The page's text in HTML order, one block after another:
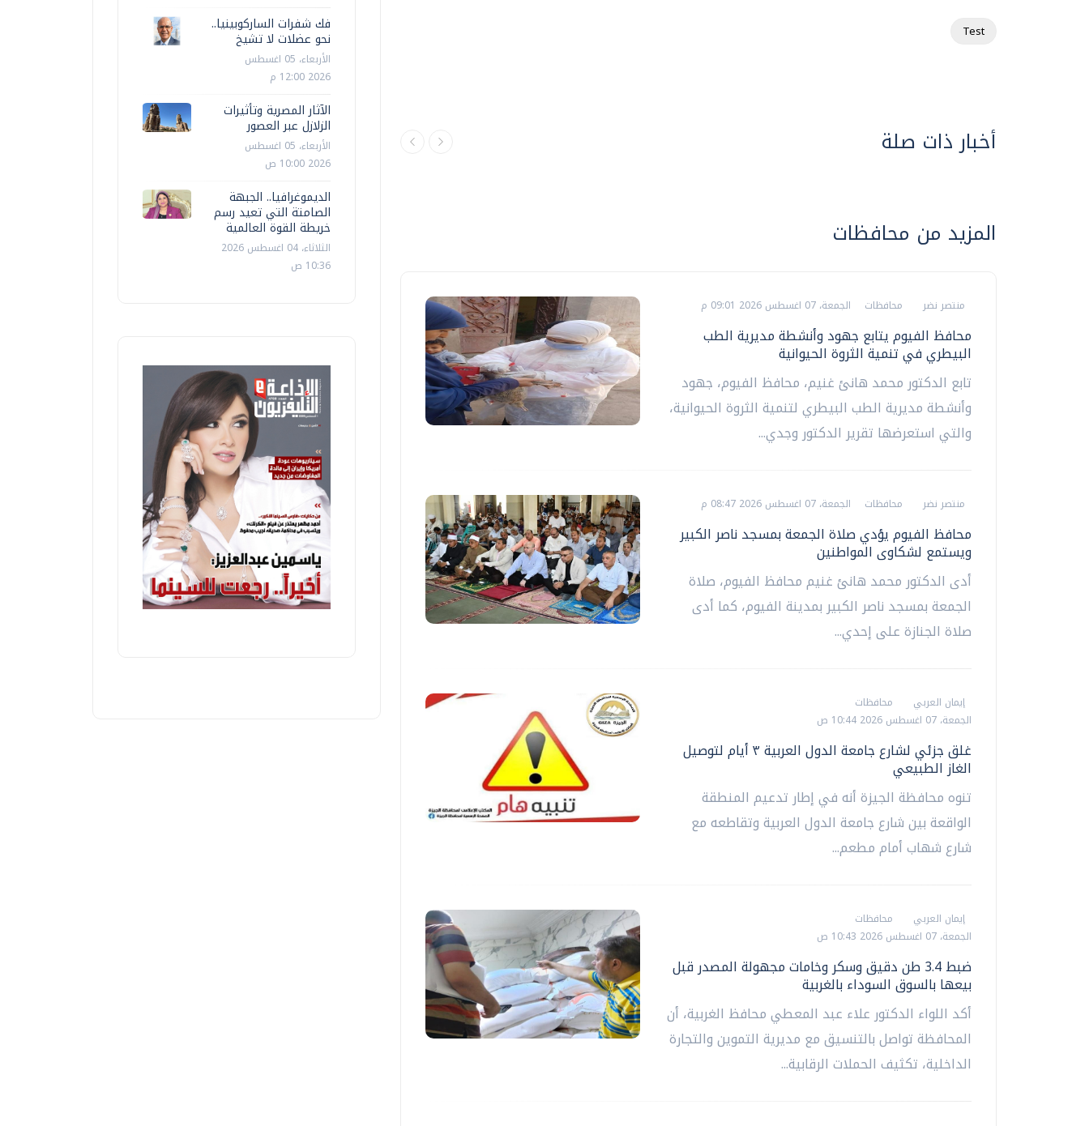
Test
أخبار ذات صلة
المزيد من محافظات
منتصر نضر محافظات الجمعة، 07 اغسطس 2026 09:01 م
محافظ الفيوم يتابع جهود وأنشطة مديرية الطب
البيطري في تنمية الثروة الحيوانية
تابع الدكتور محمد هانئ غنيم، محافظ الفيوم، جهود
وأنشطة مديرية الطب البيطري لتنمية الثروة الحيوانية،
والتي استعرضها تقرير الدكتور وجدي...
منتصر نضر محافظات الجمعة، 07 اغسطس 2026 08:47 م
محافظ الفيوم يؤدي صلاة الجمعة بمسجد ناصر الكبير
ويستمع لشكاوى المواطنين
أدى الدكتور محمد هانئ غنيم محافظ الفيوم، صلاة
الجمعة بمسجد ناصر الكبير بمدينة الفيوم، كما أدى
صلاة الجنازة على إحدي...
إيمان العربي
محافظات
الجمعة، 07 اغسطس 2026 10:44 ص
غلق جزئي لشارع جامعة الدول العربية ٣ أيام لتوصيل
الغاز الطبيعي
تنوه محافظة الجيزة أنه في إطار تدعيم المنطقة
الواقعة بين شارع جامعة الدول العربية وتقاطعه مع
شارع شهاب أمام مطعم...
إيمان العربي
محافظات
الجمعة، 07 اغسطس 2026 10:43 ص
ضبط 3.4 طن دقيق وسكر وخامات مجهولة المصدر قبل
بيعها بالسوق السوداء بالغربية
أكد اللواء الدكتور علاء عبد المعطي محافظ الغربية، أن
المحافظة تواصل بالتنسيق مع مديرية التموين والتجارة
الداخلية، تكثيف الحملات الرقابية...
فك شفرات الساركوبينيا..
نحو عضلات لا تشيخ
الأربعاء، 05 اغسطس
2026 12:00 م
الآثار المصرية وتأثيرات
الزلازل عبر العصور
الأربعاء، 05 اغسطس
2026 10:00 ص
الديموغرافيا.. الجبهة
الصامتة التي تعيد رسم
خريطة القوة العالمية
الثلاثاء، 04 اغسطس 2026
10:36 ص